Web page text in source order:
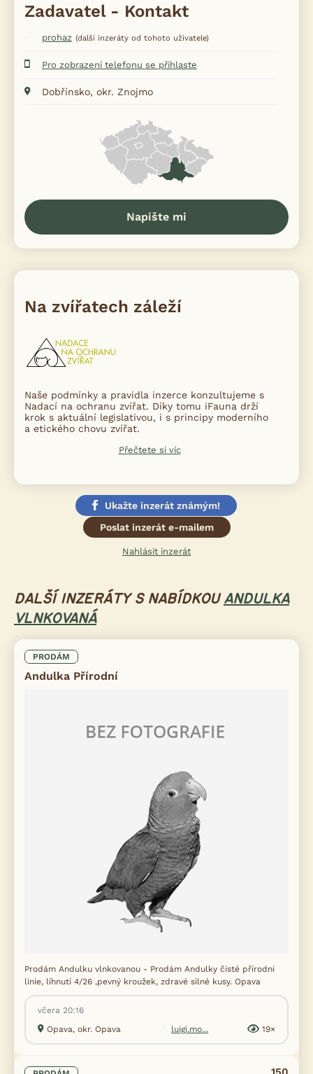
Zadavatel - Kontakt
prohaz (další inzeráty od tohoto uživatele)
Pro zobrazení telefonu se přihlaste
Dobřínsko, okr. Znojmo
Napište mi
Na zvířatech záleží
Naše podmínky a pravidla inzerce konzultujeme s
Nadací na ochranu zvířat. Díky tomu iFauna drží
krok s aktuální legislativou, i s principy moderního
a etického chovu zvířat.
Přečtete si víc
Ukažte inzerát známým!
Poslat inzerát e-mailem
Nahlásit inzerát
DALŠÍ INZERÁTY S NABÍDKOU ANDULKA
VLNKOVANÁ
PRODÁM
Andulka Přírodní
Prodám Andulku vlnkovanou - Prodám Andulky čisté přírodni
linie, líhnutí 4/26 ,pevný kroužek, zdravé silné kusy. Opava
včera 20:16
Opava, okr. Opava
luigi.mo... 19×